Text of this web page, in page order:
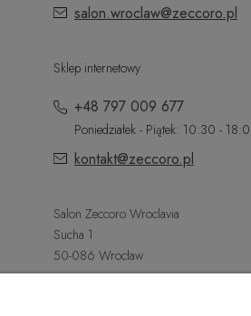
salon.wroclaw@zeccoro.pl
Sklep internetowy
+48 797 009 677
Poniedziałek - Piątek: 10:30 -
kontakt@zeccoro.pl
Salon Zeccoro Wroclavia
Sucha 1
50-086 Wrocław